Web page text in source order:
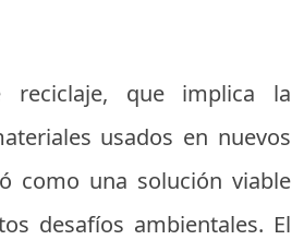
reciclaje, que implica la
usados en nuevos
como una solución viable
desafíos ambientales. El